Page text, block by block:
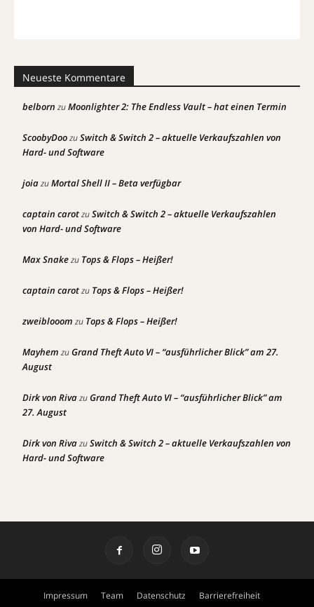
Neueste Kommentare
belborn zuMoonlighter 2: The Endless Vault – hat einen Termin
ScoobyDoozuSwitch & Switch 2 – aktuelle Verkaufszahlen von
Hard- und Software
joiazuMortal Shell II – Beta verfügbar
captain carotzuSwitch & Switch 2 – aktuelle Verkaufszahlen
von Hard- und Software
Max Snakezu Tops & Flops – Heißer!
captain carotzu Tops & Flops – Heißer!
zweiblooom zu Tops & Flops – Heißer!
Mayhem zuGrand Theft Auto VI – “ausführlicher Blick” am 27.
August
Dirk von RivazuGrand Theft Auto VI – “ausführlicher Blick” am
27. August
Dirk von RivazuSwitch & Switch 2 – aktuelle Verkaufszahlen von
Hard- und Software
Impressum Team Datenschutz
Barrierefreiheit